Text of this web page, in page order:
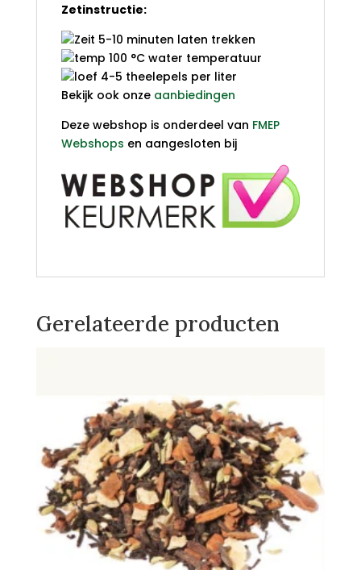
Zetinstructie:
5-10 minuten laten trekken
100 °C water temperatuur
4-5 theelepels per liter
Bekijk ook onze aanbiedingen
Deze webshop is onderdeel van FMEP
Webshops en aangesloten bij
Gerelateerde producten